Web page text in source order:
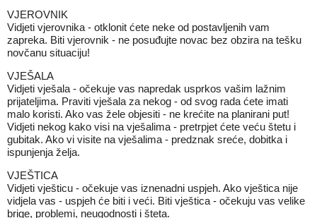
VJEROVNIK
Vidjeti vjerovnika - otklonit ćete neke od postavljenih vam
zapreka. Biti vjerovnik - ne posuđujte novac bez obzira na tešku
novčanu situaciju!
VJEŠALA
Vidjeti vješala - očekuje vas napredak usprkos vašim lažnim
prijateljima. Praviti vješala za nekog - od svog rada ćete imati
malo koristi. Ako vas žele objesiti - ne krećite na planirani put!
Vidjeti nekog kako visi na vješalima - pretrpjet ćete veću štetu i
gubitak. Ako vi visite na vješalima - predznak sreće, dobitka i
ispunjenja želja.
VJEŠTICA
Vidjeti vješticu - očekuje vas iznenadni uspjeh. Ako vještica nije
vidjela vas - uspjeh će biti i veći. Biti vještica - očekuju vas velike
brige, problemi, neugodnosti i šteta.